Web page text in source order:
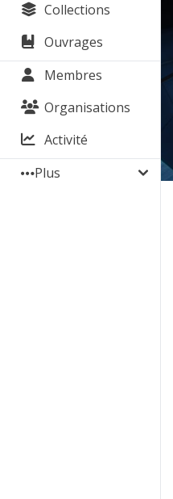
Collections
Ouvrages
Membres
Organisations
Activité
Plus